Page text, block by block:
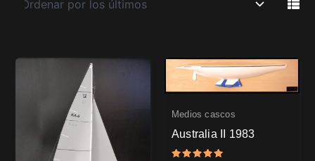
Medios cascos
Australia II 1983